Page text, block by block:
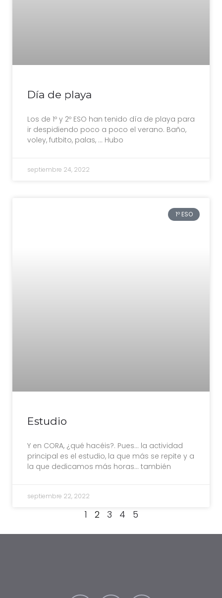
Día de playa
Los de 1º y 2º ESO han tenido día de playa para
ir despidiendo poco a poco el verano. Baño,
voley, futbito, palas, … Hubo
septiembre 24, 2022
1º ESO
Estudio
Y en CORA, ¿qué hacéis?. Pues… la actividad
principal es el estudio, la que más se repite y a
la que dedicamos más horas… también
septiembre 22, 2022
1 2 3 4 5